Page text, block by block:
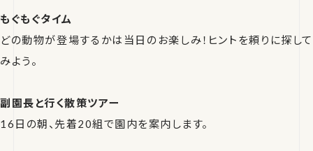
もぐもぐタイム
どの動物が登場するかは当日のお楽しみ！ヒントを頼りに探して
みよう。
副園長と行く散策ツアー
16日の朝、先着20組で園内を案内します。